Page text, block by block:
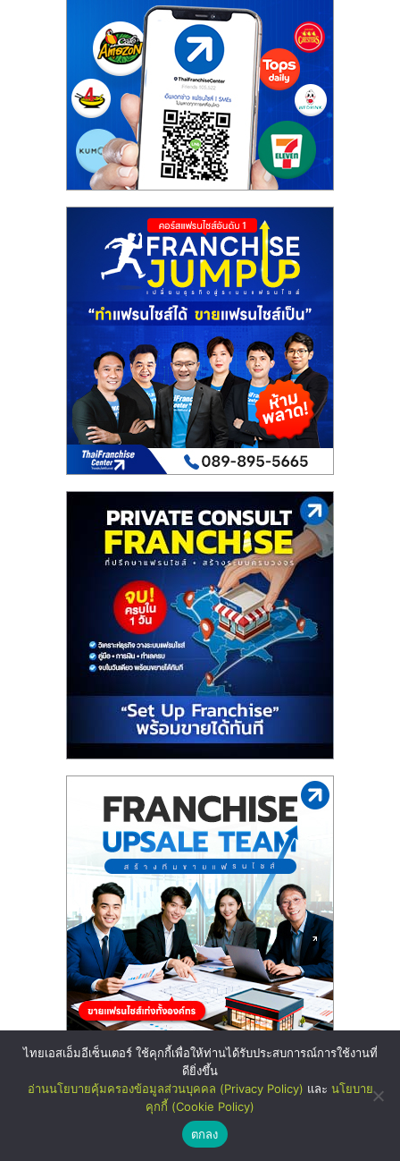
ไทยเอสเอ็มอีเซ็นเตอร์ ใช้คุกกี้เพื่อให้ท่านได้รับประสบการณ์การใช้งานที่
ดียิ่งขึ้น
อ่านนโยบายคุ้มครองข้อมูลส่วนบุคคล (Privacy Policy) และ นโยบาย
คุกกี้ (Cookie Policy)
ตกลง